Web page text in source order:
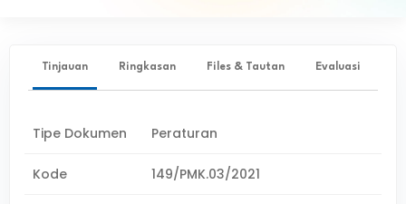
Tinjauan Ringkasan Files & Tautan Evaluasi
Tipe Dokumen Peraturan
Kode 149/PMK.03/2021